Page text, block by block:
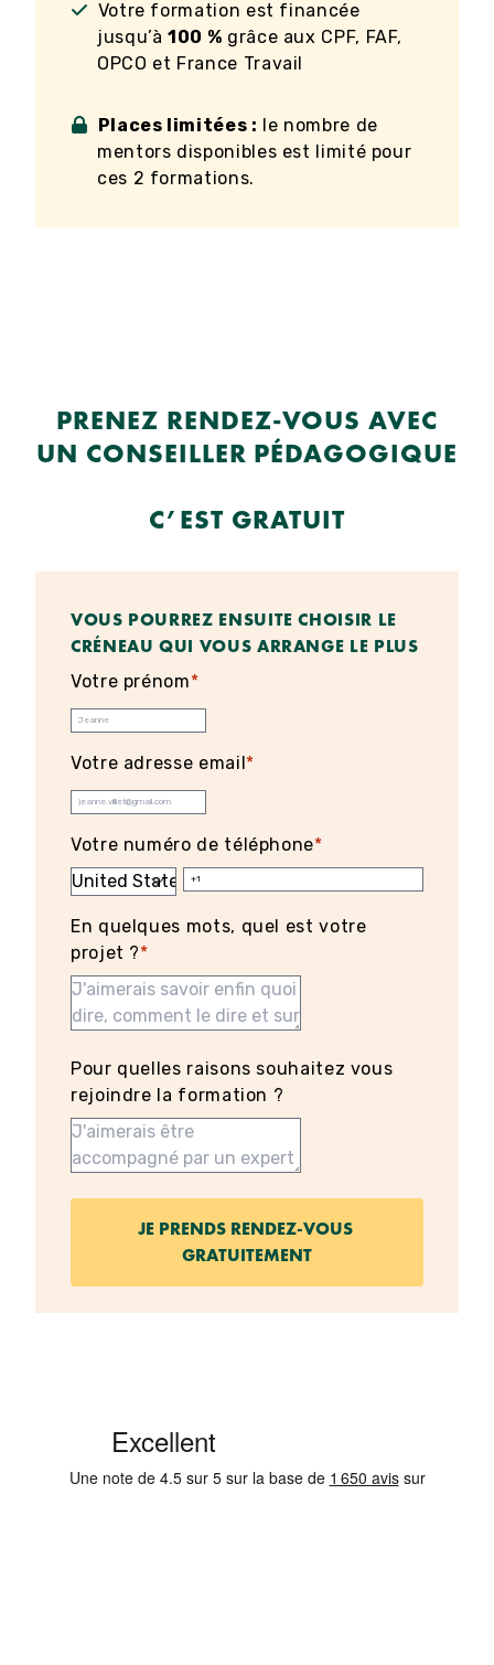
Votre formation est financée
jusqu’à100 % grâce aux CPF, FAF,
OPCO et France Travail
Places limitées : le nombre de
mentors disponibles est limité pour
ces 2 formations.
PRENEZ RENDEZ-VOUS AVEC
UN CONSEILLER PÉDAGOGIQUE
C’EST GRATUIT
VOUS POURREZ ENSUITE CHOISIR LE
CRÉNEAU QUI VOUS ARRANGE LE PLUS
Votre prénom*
Votre adresse email*
Votre numéro de téléphone*
En quelques mots, quel est votre
projet ?*
Pour quelles raisons souhaitez vous
rejoindre la formation ?